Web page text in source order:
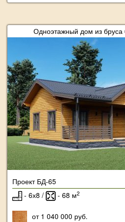
Одноэтажный дом из бруса
Проект БД-65
- 6х8 /
- 68 м2
от 1 040 000 руб.